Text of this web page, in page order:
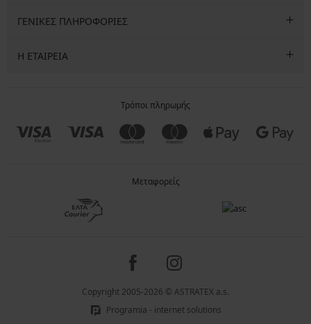
ΓΕΝΙΚΕΣ ΠΛΗΡΟΦΟΡΙΕΣ
Η ΕΤΑΙΡΕΙΑ
Τρόποι πληρωμής
Μεταφορείς
Copyright 2005-2026 © ASTRATEX a.s.
Programia - internet solutions